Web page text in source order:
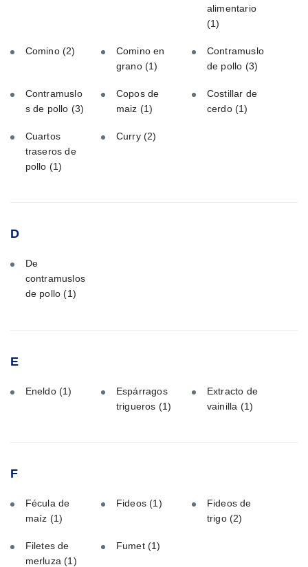
alimentario
(1)
Comino (2)
Comino en
grano (1)
Contramuslo
de pollo (3)
Contramuslo
s de pollo (3)
Copos de
maiz (1)
Costillar de
cerdo(1)
Cuartos
traseros de
pollo (1)
Curry (2)
D
De
contramuslos
de pollo(1)
E
Eneldo (1)
Espárragos
trigueros (1)
Extracto de
vainilla (1)
F
Fécula de
maíz (1)
Fideos(1)
Fideos de
trigo(2)
Filetes de
merluza(1)
Fumet (1)